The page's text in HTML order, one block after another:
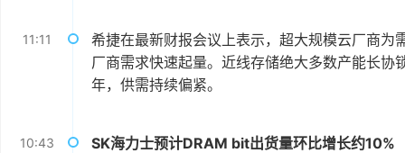
11:11
希捷在最新财报会议上表示，超大规模云厂商
厂商需求快速起量。近线存储绝大多数产能长
年，供需持续偏紧。
10:43
SK海力士预计DRAM bit出货量环比增长约